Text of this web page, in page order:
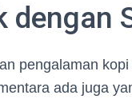
dengan
pengalaman
ada juga